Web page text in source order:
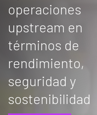
operaciones
upstream en
términos de
rendimiento,
seguridad y
sostenibilidad